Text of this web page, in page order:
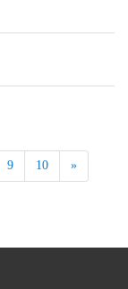
9 10 »Next